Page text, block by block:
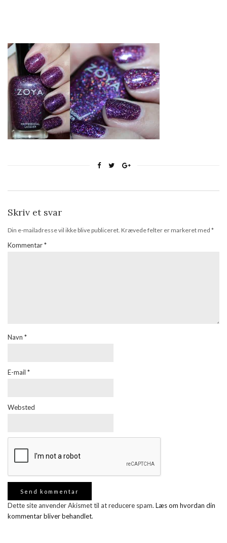
Skriv et svar
Din e-mailadresse vil ikke blive publiceret. Krævede felter er markeret med *
Kommentar*
Navn *
E-mail *
Websted
Dette site anvender Akismet til at reducere spam. Læs om hvordan din
kommentar bliver behandlet.